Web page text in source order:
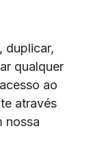
duplicar,
qualquer
ao
através
nossa